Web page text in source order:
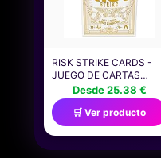
RISK STRIKE CARDS -
JUEGO DE CARTAS
PARA MAYORES DE 10
AÑOS Y DADOS, JUEGO
DE CARTAS DE
ESTRATEGIA DE JUEGO
RÁPIDO PARA 2-5
JUGADORES,
Desde 25.38 €
🛒 Ver producto